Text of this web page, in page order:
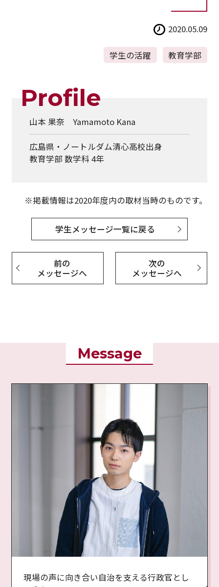
2020.05.09
学生の活躍 教育学部
Profile
山本 果奈 Yamamoto Kana
広島県・ノートルダム清心高校出身
教育学部 数学科 4年
※掲載情報は2020年度内の取材当時のものです。
学生メッセージ一覧に戻る
前の
メッセージへ
次の
メッセージへ
Message
現場の声に向き合い自治を支える行政官とし